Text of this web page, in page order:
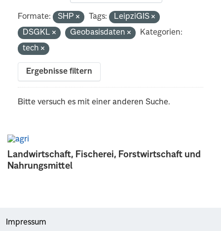
Landwirtschaft, Fischerei, Forstwirtschaft und
Nahrungsmittel
Formate: SHP Tags:
LeipziGIS
DSGKL
Geobasisdaten
Kategorien:
tech
Ergebnisse filtern
Bitte versuch es mit einer anderen Suche.
Impressum